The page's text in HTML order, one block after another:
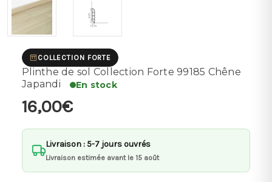
COLLECTION FORTE
Plinthe de sol Collection Forte 99185 Chêne
Japandi
En stock
16,00€
Livraison : 5-7 jours ouvrés
Livraison estimée avant le 15 août